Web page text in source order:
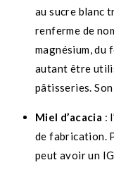
au sucre blanc
renferme de
magnésium, du
autant être
pâtisseries.
Miel d’acacia :
de fabrication.
peut avoir un